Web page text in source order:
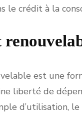
le crédit à la
est une
liberté de
d’utilisation,